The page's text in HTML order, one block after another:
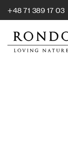
+48 71 389 17 03